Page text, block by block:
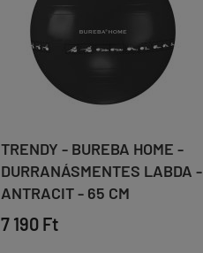
TRENDY - BUREBA HOME -
DURRANÁSMENTES LABDA -
ANTRACIT - 65 CM
7 190 Ft